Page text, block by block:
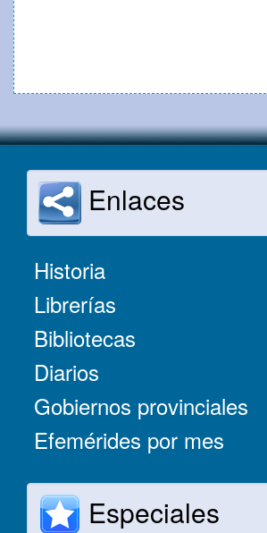
Enlaces
Historia
Librerías
Bibliotecas
Diarios
Gobiernos provinciales
Efemérides por mes
Especiales